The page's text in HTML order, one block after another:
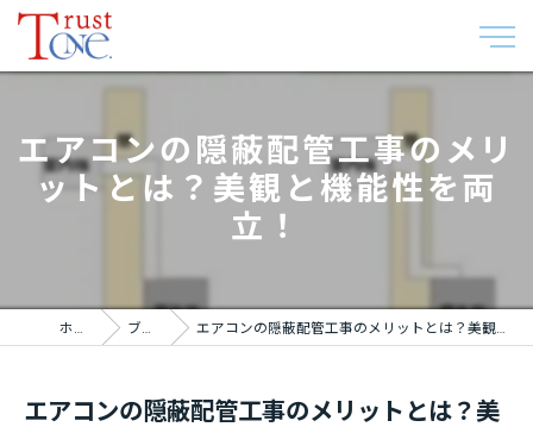
エアコンの隠蔽配管工事のメリ
ットとは？美観と機能性を両
立！
ホーム ブログ エアコンの隠蔽配管工事のメリットとは？美観と機能性を両立！
エアコンの隠蔽配管工事のメリットとは？美